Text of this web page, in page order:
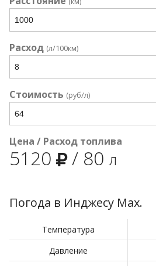
Расход (л/100км)
Стоимость (руб/л)
Цена / Расход топлива
5120 / 80 л
Погода в Инджесу Мах.
Температура
Давление